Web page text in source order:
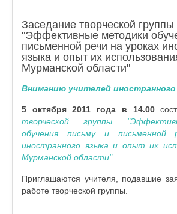
Заседание творческой группы
"Эффективные методики
письменной речи на уроках
языка и опыт их
Мурманской области"
Вниманию учителей иностранного
5 октября 2011 года в 14.00
творческой группы
обучения письму и письменной
иностранного языка и опыт их
Мурманской области".
Приглашаются учителя, подавшие
работе творческой группы.